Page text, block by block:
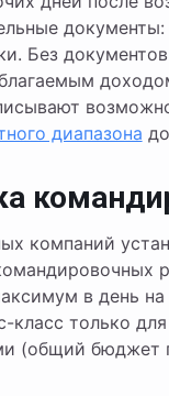
Без
диапазона
компаний
в день на
класс только
(общий бюджет